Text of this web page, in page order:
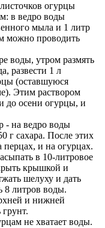
огурцы
в ведро воды
мыла и 1 литр
можно проводить
воды, утром размять
развести 1 л
(оставшуюся
Этим раствором
до осени огурцы, и
- на ведро воды
г сахара. После этих
перцах, и на огурцах.
в 10-литровое
крышкой и
шелуху и дать
8 литров воды.
и нижней
не хватает воды.